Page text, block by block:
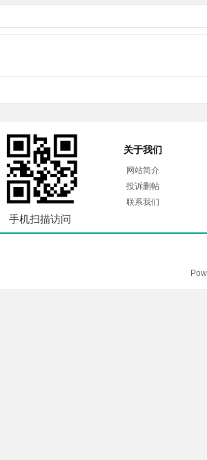
手机扫描访问
关于我们
网站简介
投诉删帖
联系我们